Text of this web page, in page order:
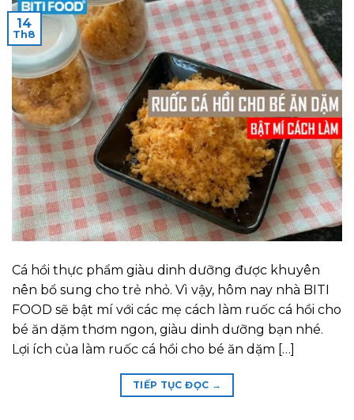
14
Th8
Cá hồi thực phẩm giàu dinh dưỡng được khuyên
nên bổ sung cho trẻ nhỏ. Vì vậy, hôm nay nhà BITI
FOOD sẽ bật mí với các mẹ cách làm ruốc cá hồi cho
bé ăn dặm thơm ngon, giàu dinh dưỡng bạn nhé.
Lợi ích của làm ruốc cá hồi cho bé ăn dặm […]
TIẾP TỤC ĐỌC →